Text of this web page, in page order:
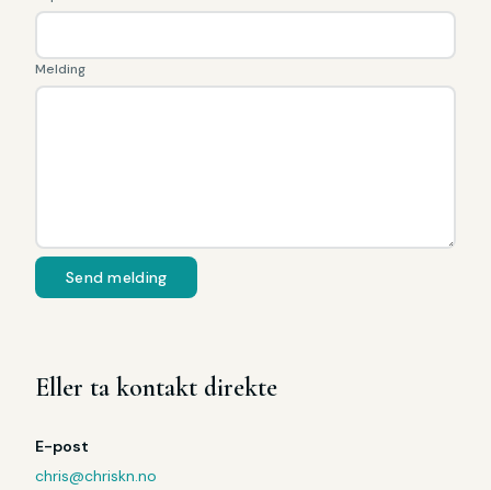
Melding
Send melding
Eller ta kontakt direkte
E-post
chris@chriskn.no